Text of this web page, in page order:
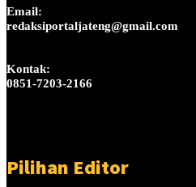
Email:
redaksiportaljateng@gmail.com
Kontak:
0851-7203-2166
Pilihan Editor